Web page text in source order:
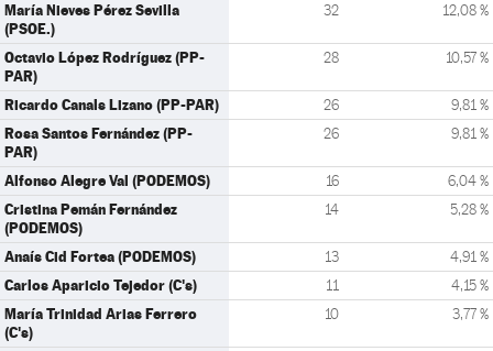
María Nieves Pérez Sevilla
(PSOE.)
32 12,08 %
Octavio López Rodríguez (PP-
PAR)
28 10,57 %
Ricardo Canals Lizano (PP-PAR) 26 9,81 %
Rosa Santos Fernández (PP-
PAR)
26 9,81 %
Alfonso Alegre Val (PODEMOS) 16 6,04 %
Cristina Pemán Fernández
(PODEMOS)
14 5,28 %
Anaís Cid Fortea (PODEMOS) 13 4,91 %
Carlos Aparicio Tejedor (C's) 11 4,15 %
María Trinidad Arias Ferrero
(C's)
10 3,77 %